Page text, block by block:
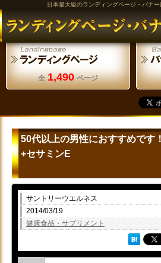
日本最大級のランディングページ・バナ
全 1,490 ページ
50代以上の男性におすすめで
+セサミンE
サントリーウエルネス
2014/03/19
健康食品・サプリメント